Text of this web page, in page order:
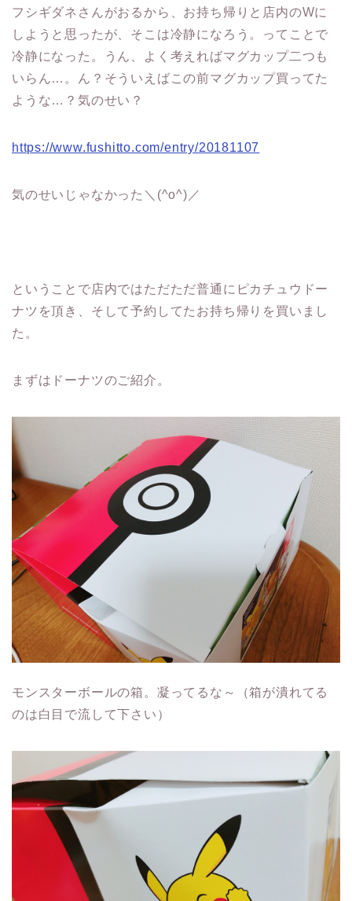
フシギダネさんがおるから、お持ち帰りと店内のWに
しようと思ったが、そこは冷静になろう。ってことで
冷静になった。うん、よく考えればマグカップ二つも
いらん…。ん？そういえばこの前マグカップ買ってた
ような…？気のせい？
https://www.fushitto.com/entry/20181107
気のせいじゃなかった＼(^o^)／
ということで店内ではただただ普通にピカチュウドー
ナツを頂き、そして予約してたお持ち帰りを買いまし
た。
まずはドーナツのご紹介。
モンスターボールの箱。凝ってるな～（箱が潰れてる
のは白目で流して下さい）